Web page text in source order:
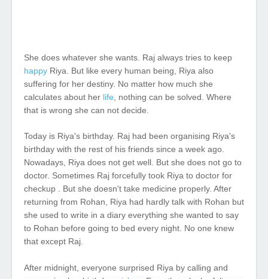
She does whatever she wants. Raj always tries to keep
happy Riya. But like every human being, Riya also
suffering for her destiny. No matter how much she
calculates about her life , nothing can be solved. Where
that is wrong she can not decide.
Today is Riya's birthday. Raj had been organising Riya's
birthday with the rest of his friends since a week ago.
Nowadays, Riya does not get well. But she does not go to
doctor. Sometimes Raj forcefully took Riya to doctor for
checkup . But she doesn't take medicine properly. After
returning from Rohan, Riya had hardly talk with Rohan but
she used to write in a diary everything she wanted to say
to Rohan before going to bed every night. No one knew
that except Raj.
After midnight, everyone surprised Riya by calling and